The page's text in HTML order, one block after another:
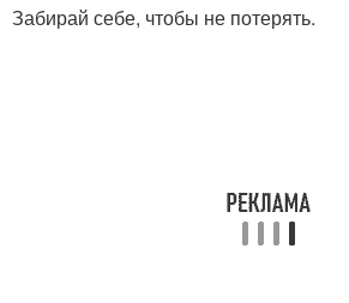
Забирай себе, чтобы не потерять.